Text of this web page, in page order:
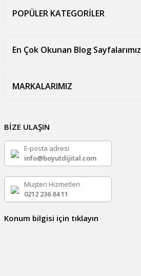
POPÜLER KATEGORİLER
En Çok Okunan Blog Sayfalarımız
MARKALARIMIZ
BİZE ULAŞIN
E-posta adresi
info@boyutdijital.com
Müşteri Hizmetleri
0212 236 84 11
Konum bilgisi için tıklayın